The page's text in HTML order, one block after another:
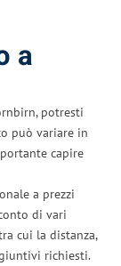
a
potresti
può variare in
capire
a prezzi
di vari
cui la distanza,
richiesti.